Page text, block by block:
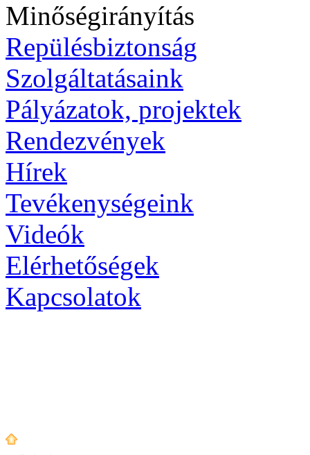
Minőségirányítás
Repülésbiztonság
Szolgáltatásaink
Pályázatok, projektek
Rendezvények
Hírek
Tevékenységeink
Videók
Elérhetőségek
Kapcsolatok